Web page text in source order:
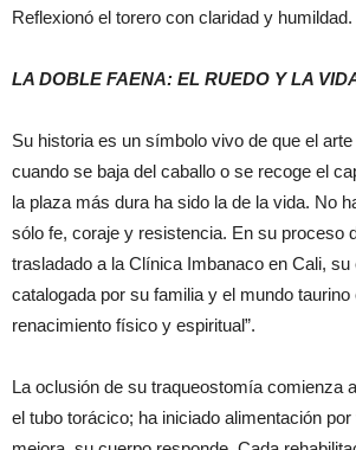
Reflexionó el torero con claridad y humildad.
LA DOBLE FAENA: EL RUEDO Y LA
Su historia es un símbolo vivo de que el
cuando se baja del caballo o se recoge el
la plaza más dura ha sido la de la vida. No
sólo fe, coraje y resistencia. En su proceso
trasladado a la Clínica Imbanaco en Cali,
catalogada por su familia y el mundo taurino
renacimiento físico y espiritual”.
La oclusión de su traqueostomía comienza
el tubo torácico; ha iniciado alimentación